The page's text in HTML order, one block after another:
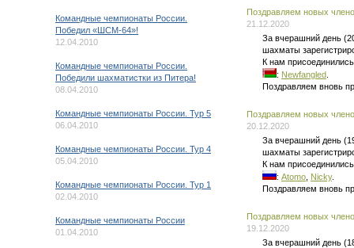
Командные чемпионаты России.
Победил «ШСМ-64»!
12.04.2010
Командные чемпионаты России.
Победили шахматистки из Питера!
08.04.2010
Командные чемпионаты России. Тур 5
06.04.2010
Командные чемпионаты России. Тур 4
05.04.2010
Командные чемпионаты России. Тур 1
02.04.2010
Командные чемпионаты России
01.04.2010
Поздравляем новых
21.12.2020
За вчерашний день
шахматы
К нам
: Newfangled
Поздравляем вновь
Поздравляем новых
20.12.2020
За вчерашний день
шахматы
К нам
: Atomo Nicky.
Поздравляем вновь
Поздравляем новых
19.12.2020
За вчерашний день